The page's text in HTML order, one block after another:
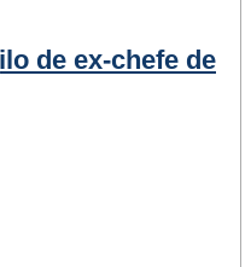
de ex-chefe de